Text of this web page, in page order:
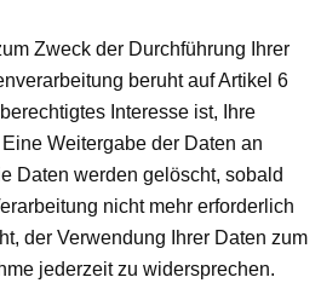
Zweck der Durchführung Ihrer
beruht auf Artikel 6
Interesse ist, Ihre
Weitergabe der Daten an
Daten werden gelöscht, sobald
nicht mehr erforderlich
der Verwendung Ihrer Daten zum
jederzeit zu widersprechen.